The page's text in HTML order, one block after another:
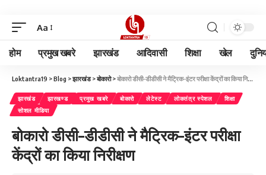
Aa
होम प्रमुख खबरे झारखंड आदिवासी शिक्षा खेल
Loktantra19 >Blog >झारखंड>बोकारो>बोकारो डीसी–डीडीसी ने मैट्रिक–इंटर परीक्षा केंद्रों का किया निरीक्षण
झारखंड झारखण्ड प्रमुख खबरे बोकारो लेटेस्ट लोकतंत्र स्पेशल
शिक्षा
सोशल मीडिया
बोकारो डीसी–डीडीसी ने मैट्रिक–इंटर परीक्षा
केंद्रों का किया निरीक्षण